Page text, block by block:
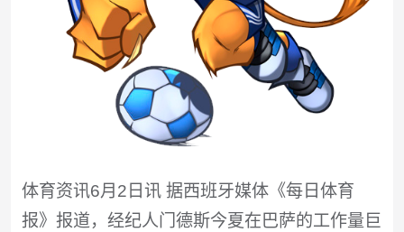
体育资讯6月2日讯 据西班牙媒体《每日体育
报》报道，经纪人门德斯今夏在巴萨的工作量巨